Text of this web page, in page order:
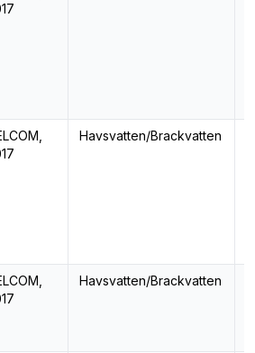
Havsvatten/Brackvatten
Havsvatten/Brackvatten